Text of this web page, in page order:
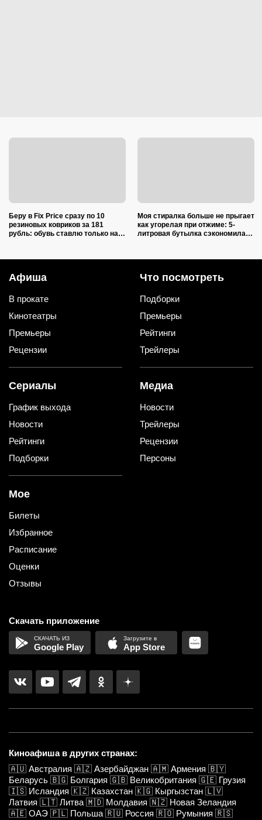
Беру в Fix Price сразу по 10
резиновых ковриков за 181
рубль: обувь ставлю только на
Моя стиралка больше не прыгает
как угорелая при отжиме: 5-
литровая бутылка сэкономила
Афиша
В прокате
Кинотеатры
Премьеры
Рецензии
Что посмотреть
Подборки
Премьеры
Рейтинги
Трейлеры
Сериалы
График выхода
Новости
Рейтинги
Подборки
Медиа
Новости
Трейлеры
Рецензии
Персоны
Мое
Билеты
Избранное
Расписание
Оценки
Отзывы
Скачать приложение
Google Play App Store
Киноафиша в других странах:
🇦🇺 Австралия 🇦🇿 Азербайджан 🇦🇲 Армения 🇧🇾
Беларусь 🇧🇬 Болгария 🇬🇧 Великобритания 🇬🇪 Грузия
🇮🇸 Исландия 🇰🇿 Казахстан 🇰🇬 Кыргызстан 🇱🇻
Латвия 🇱🇹 Литва 🇲🇩 Молдавия 🇳🇿 Новая Зеландия
🇦🇪 ОАЭ 🇵🇱 Польша 🇷🇺 Россия 🇷🇴 Румыния 🇷🇸